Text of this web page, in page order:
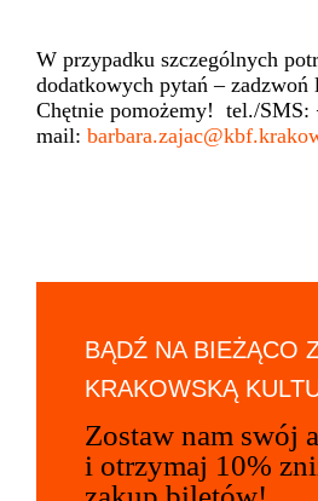
W przypadku szczególnych
dodatkowych pytań – zadzwoń
Chętnie pomożemy! tel./SMS:
mail:
BĄDŹ NA BIEŻĄCO
KRAKOWSKĄ
Zostaw nam swój
i otrzymaj 10%